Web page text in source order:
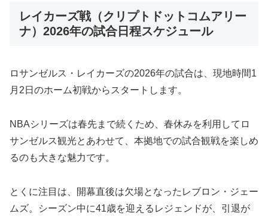
レイカーズ戦（クリプトドットコムアリー
ナ）2026年の試合日程スケジュール
ロサンゼルス・レイカーズの2026年の試合は、現地時間1
月2日のホーム初戦からスタートします。
NBAシリーズは春先まで続くため、春休みを利用してロ
サンゼルス観光とあわせて、本拠地での試合観戦を楽しめ
るのも大きな魅力です。
とくに注目は、開幕直後は欠場となったレブロン・ジェー
ムズ。シーズン中に41歳を迎えるレジェンドが、引退が